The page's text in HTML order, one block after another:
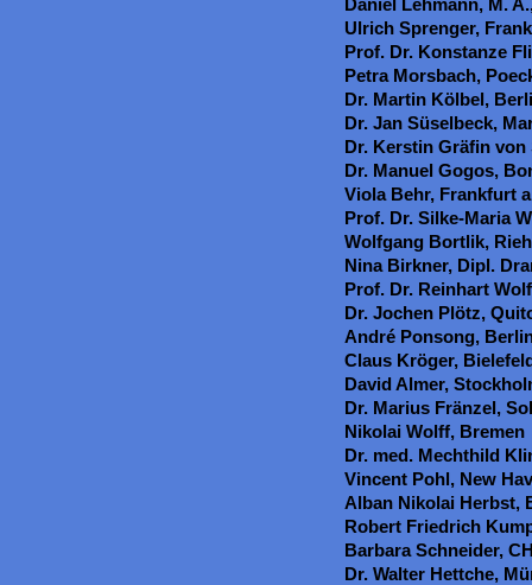
Daniel Lehmann, M.
Ulrich Sprenger,
Prof. Dr. Konstanze
Petra Morsbach,
Dr. Martin Kölbel,
Dr. Jan Süselbeck,
Dr. Kerstin Gräfin
Dr. Manuel Gogos,
Viola Behr, Frankfurt
Prof. Dr. Silke-Maria
Wolfgang Bortlik,
Nina Birkner, Dipl.
Prof. Dr. Reinhart
Dr. Jochen Plötz,
André Ponsong,
Claus Kröger,
David Almer,
Dr. Marius Fränzel,
Nikolai Wolff, Bremen
Dr. med. Mechthild
Vincent Pohl, New
Alban Nikolai Herbst,
Robert Friedrich
Barbara Schneider,
Dr. Walter Hettche,